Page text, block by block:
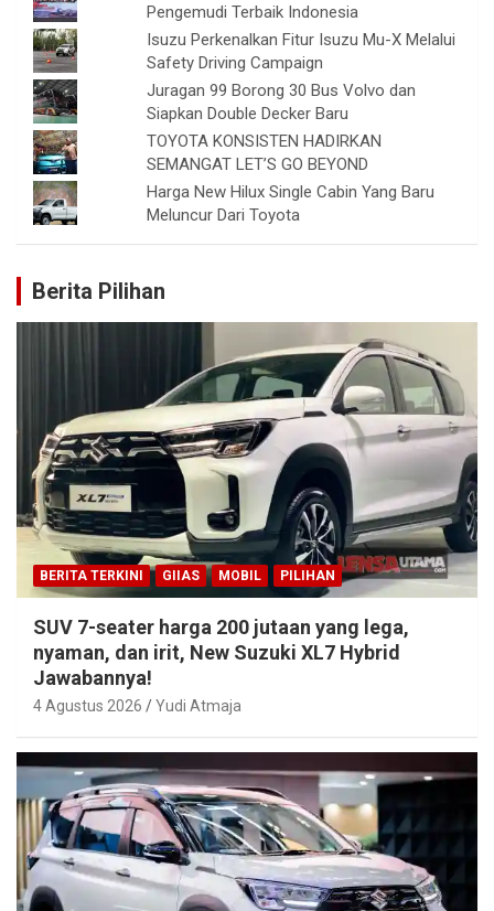
Pengemudi Terbaik Indonesia
Isuzu Perkenalkan Fitur Isuzu Mu-X Melalui
Safety Driving Campaign
Juragan 99 Borong 30 Bus Volvo dan
Siapkan Double Decker Baru
TOYOTA KONSISTEN HADIRKAN
SEMANGAT LET’S GO BEYOND
Harga New Hilux Single Cabin Yang Baru
Meluncur Dari Toyota
Berita Pilihan
BERITA TERKINI GIIAS MOBIL PILIHAN
SUV 7-seater harga 200 jutaan yang lega,
nyaman, dan irit, New Suzuki XL7 Hybrid
Jawabannya!
4 Agustus 2026 Yudi Atmaja